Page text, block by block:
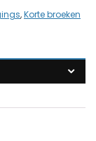
,Korte broeken